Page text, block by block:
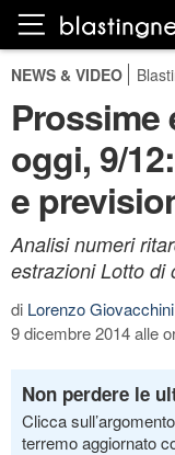
NEWS & VIDEO
Prossime
oggi, 9/
e
Analisi numeri
estrazioni Lotto di
di Lorenzo Giovacchini
9 dicembre 2014 alle
Non perdere le
Clicca
terremo aggiornato